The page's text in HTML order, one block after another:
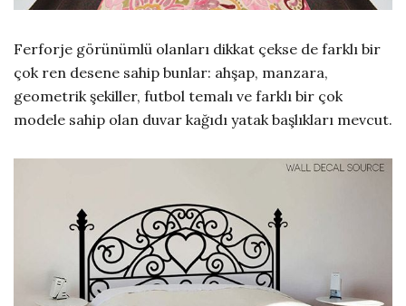
Ferforje görünümlü olanları dikkat çekse de farklı bir
çok ren desene sahip bunlar: ahşap, manzara,
geometrik şekiller, futbol temalı ve farklı bir çok
modele sahip olan duvar kağıdı yatak başlıkları mevcut.